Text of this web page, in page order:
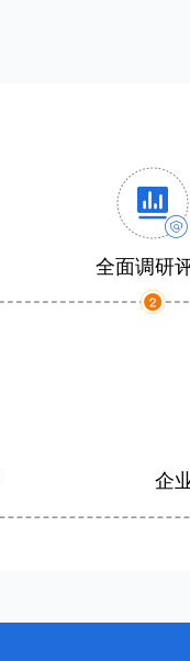
全面调研
企